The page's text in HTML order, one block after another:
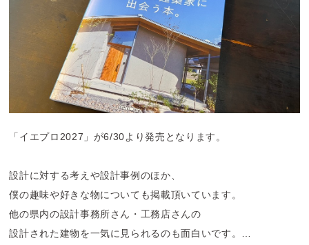
ご案内の対象の方
・当社での家づくりを検討されている方
・当社で設計中のお客さま
・当社の設計OBOGの方
(※すでにLINEを追加いただいている場合は、トーク画面で
「5」と送信してください
「イエプロ2027」が6/30より発売となります。
設計に対する考えや設計事例のほか、
僕の趣味や好きな物についても掲載頂いています。
他の県内の設計事務所さん・工務店さんの
設計された建物を一気に見られるのも面白いです。